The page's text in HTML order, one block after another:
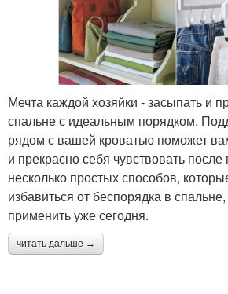
Мечта каждой хозяйки - засыпать и
спальне с идеальным порядком.
рядом с вашей кроватью поможет
и прекрасно себя чувствовать
несколько простых способов,
избавиться от беспорядка в
применить уже сегодня.
читать дальше →